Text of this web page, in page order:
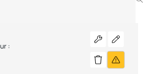
: Voir lesModifier
Supprimer le